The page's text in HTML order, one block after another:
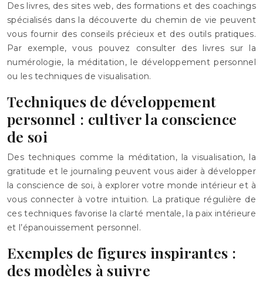
Des livres, des sites web, des formations et des coachings
spécialisés dans la découverte du chemin de vie peuvent
vous fournir des conseils précieux et des outils pratiques.
Par exemple, vous pouvez consulter des livres sur la
numérologie, la méditation, le développement personnel
ou les techniques de visualisation.
Techniques de développement
personnel : cultiver la conscience
de soi
Des techniques comme la méditation, la visualisation, la
gratitude et le journaling peuvent vous aider à développer
la conscience de soi, à explorer votre monde intérieur et à
vous connecter à votre intuition. La pratique régulière de
ces techniques favorise la clarté mentale, la paix intérieure
et l’épanouissement personnel.
Exemples de figures inspirantes :
des modèles à suivre